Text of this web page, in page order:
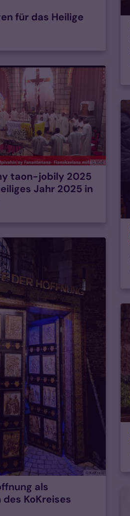
für das Heilige
© RDB
taon-jobily 2025
Jahr 2025 in
© KoKreis
als
KoKreises